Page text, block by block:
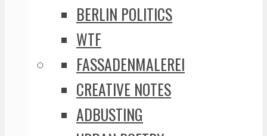
BERLIN POLITICS
WTF
FASSADENMALEREI
CREATIVE NOTES
ADBUSTING